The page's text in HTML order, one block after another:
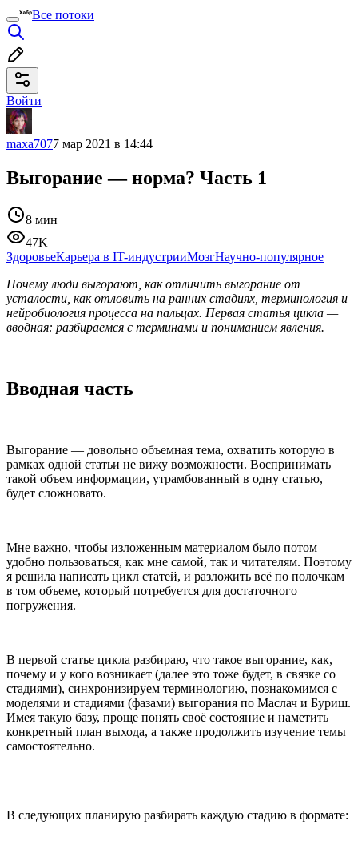
Все потоки
Войти
maxa7077 мар 2021 в 14:44
Выгорание — норма? Часть 1
8 мин
47K
ЗдоровьеКарьера в IT-индустрииМозгНаучно-популярное
Почему люди выгорают, как отличить выгорание от
усталости, как отловить на ранних стадиях, терминология и
нейробиология процесса на пальцах. Первая статья цикла —
вводная: разбираемся с терминами и пониманием явления.
Вводная часть
Выгорание — довольно объемная тема, охватить которую в
рамках одной статьи не вижу возможности. Воспринимать
такой объем информации, утрамбованный в одну статью,
будет сложновато.
Мне важно, чтобы изложенным материалом было потом
удобно пользоваться, как мне самой, так и читателям. Поэтому
я решила написать цикл статей, и разложить всё по полочкам
в том объеме, который потребуется для достаточного
погружения.
В первой статье цикла разбираю, что такое выгорание, как,
почему и у кого возникает (далее это тоже будет, в связке со
стадиями), синхронизируем терминологию, познакомимся с
моделями и стадиями (фазами) выгорания по Маслач и Буриш.
Имея такую базу, проще понять своё состояние и наметить
конкретный план выхода, а также продолжить изучение темы
самостоятельно.
В следующих планирую разбирать каждую стадию в формате: